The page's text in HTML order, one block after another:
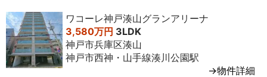
2011年2
月
3LDK
73
㎡
14
階
2010年2
3LDK
73
14
2,800万
ワコーレ神戸湊山グランアリーナ
3,580万円 3LDK
神戸市兵庫区湊山
神戸市西神・山手線湊川公園駅
→物件詳細